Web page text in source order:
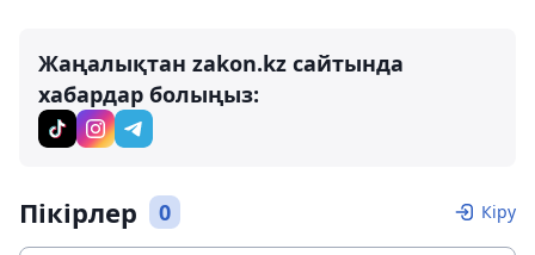
Жаңалықтан zakon.kz сайтында
хабардар болыңыз:
Пікірлер 0 Кіру